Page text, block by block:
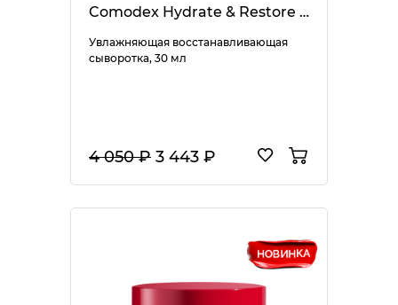
Comodex Hydrate & Restore Serum
Увлажняющая восстанавливающая
сыворотка, 30 мл
4 050 ₽ 3 443 ₽